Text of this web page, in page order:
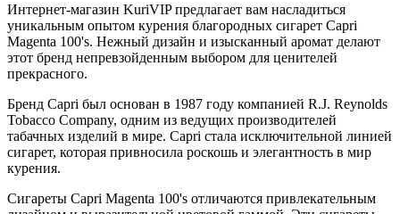
Интернет-магазин KuriVIP предлагает вам насладиться
уникальным опытом курения благородных сигарет Capri
Magenta 100's. Нежный дизайн и изысканный аромат делают
этот бренд непревзойденным выбором для ценителей
прекрасного.
Бренд Capri был основан в 1987 году компанией R.J. Reynolds
Tobacco Company, одним из ведущих производителей
табачных изделий в мире. Capri стала исключительной линией
сигарет, которая привносила роскошь и элегантность в мир
курения.
Сигареты Capri Magenta 100's отличаются привлекательным